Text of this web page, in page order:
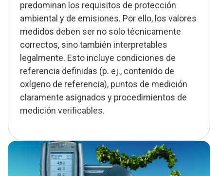
predominan los requisitos de protección
ambiental y de emisiones. Por ello, los valores
medidos deben ser no solo técnicamente
correctos, sino también interpretables
legalmente. Esto incluye condiciones de
referencia definidas (p. ej., contenido de
oxígeno de referencia), puntos de medición
claramente asignados y procedimientos de
medición verificables.